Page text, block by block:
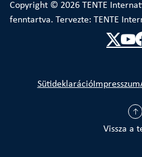
Copyright © 2026 TENTE
fenntartva. Tervezte: TENTE
Vissza a
SütideklarációImpresszum